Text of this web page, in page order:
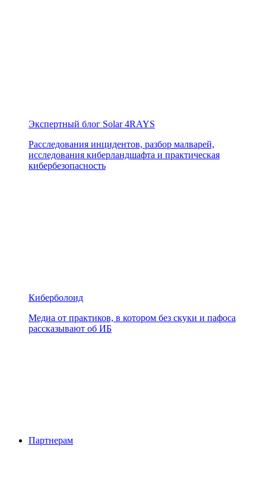
Экспертный блог Solar 4RAYS
Расследования инцидентов, разбор малварей,
исследования киберландшафта и практическая
кибербезопасность
Киберболоид
Медиа от практиков, в котором без скуки и пафоса
рассказывают об ИБ
Партнерам